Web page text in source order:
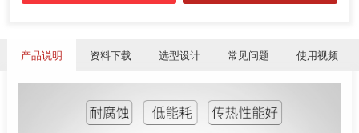
产品说明 资料下载 选型设计 常见问题 使用视频